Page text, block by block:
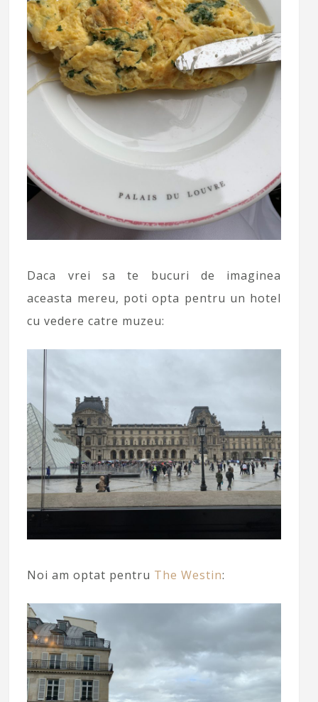
Daca vrei sa te bucuri de imaginea
aceasta mereu, poti opta pentru un hotel
cu vedere catre muzeu:
Noi am optat pentru The Westin: